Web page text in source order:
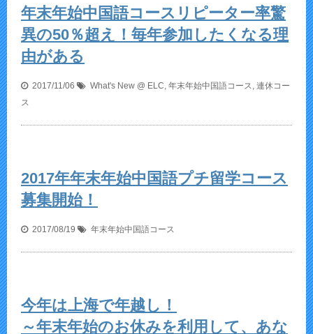
年末年始中国語コースリピーター率驚
異の50％超え！毎年参加したくなる理
由がある
2017/11/06 What's New @ ELC, 年末年始中国語コース, 連休コー
ス
2017年年末年始中国語プチ留学コース
募集開始！
2017/08/19 年末年始中国語コース
今年は上海で年越し！
～年末年始のお休みを利用して、あな